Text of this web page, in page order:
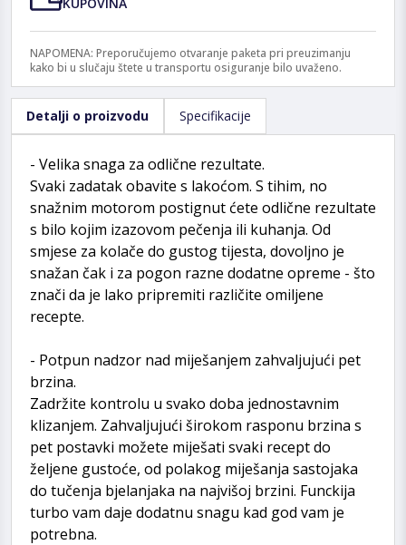
NAPOMENA: Preporučujemo otvaranje paketa pri preuzimanju
kako bi u slučaju štete u transportu osiguranje bilo uvaženo.
Detalji o proizvodu Specifikacije
- Velika snaga za odlične rezultate.
Svaki zadatak obavite s lakoćom. S tihim, no
snažnim motorom postignut ćete odlične rezultate
s bilo kojim izazovom pečenja ili kuhanja. Od
smjese za kolače do gustog tijesta, dovoljno je
snažan čak i za pogon razne dodatne opreme - što
znači da je lako pripremiti različite omiljene
recepte.
- Potpun nadzor nad miješanjem zahvaljujući pet
brzina.
Zadržite kontrolu u svako doba jednostavnim
klizanjem. Zahvaljujući širokom rasponu brzina s
pet postavki možete miješati svaki recept do
željene gustoće, od polakog miješanja sastojaka
do tučenja bjelanjaka na najvišoj brzini. Funckija
turbo vam daje dodatnu snagu kad god vam je
potrebna.